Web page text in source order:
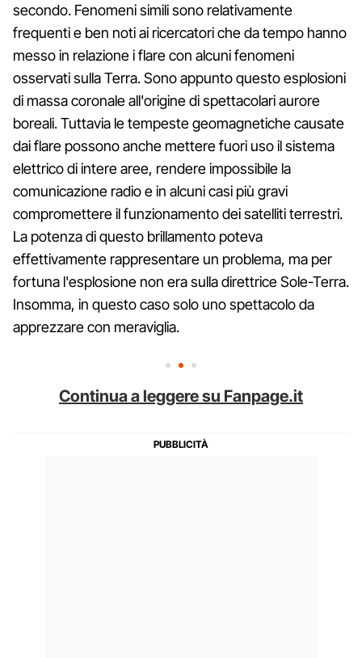
secondo. Fenomeni simili sono relativamente
frequenti e ben noti ai ricercatori che da tempo hanno
messo in relazione i flare con alcuni fenomeni
osservati sulla Terra. Sono appunto questo esplosioni
di massa coronale all'origine di spettacolari aurore
boreali. Tuttavia le tempeste geomagnetiche causate
dai flare possono anche mettere fuori uso il sistema
elettrico di intere aree, rendere impossibile la
comunicazione radio e in alcuni casi più gravi
compromettere il funzionamento dei satelliti terrestri.
La potenza di questo brillamento poteva
effettivamente rappresentare un problema, ma per
fortuna l'esplosione non era sulla direttrice Sole-Terra.
Insomma, in questo caso solo uno spettacolo da
apprezzare con meraviglia.
Continua a leggere su Fanpage.it